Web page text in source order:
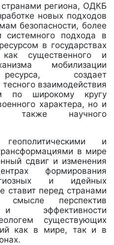
странами региона, ОДКБ
новых подходов
безопасности, более
системного подхода в
в государствах
существенного и
мобилизации
создает
взаимодействия
по широкому кругу
характера, но и
а также научного
и
в мире
сдвиг и изменения
формирования
и идейных
ставит перед странами
перспектив
эффективности
существующих
как в мире, так и в